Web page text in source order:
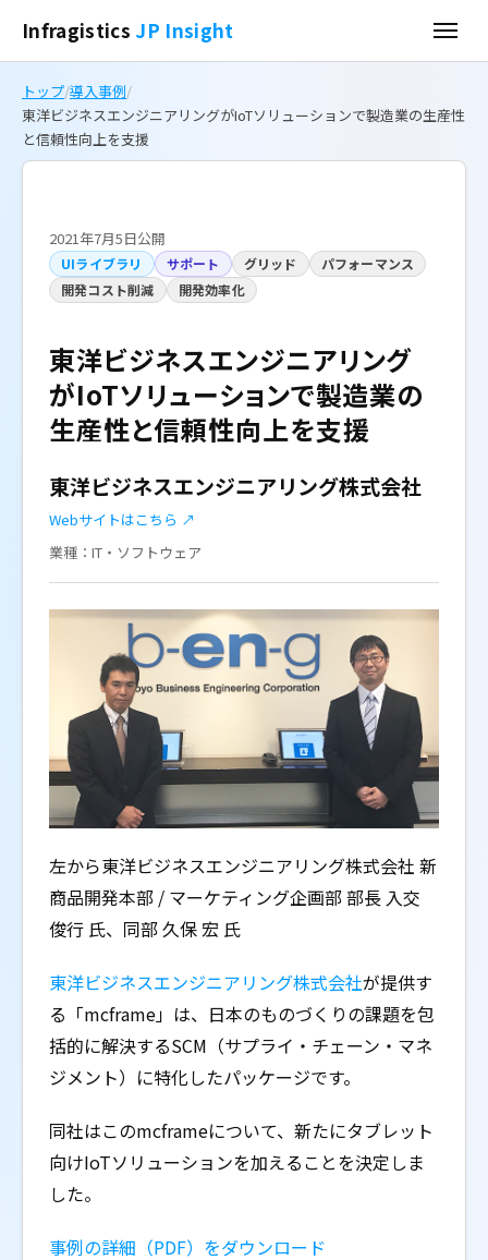
Infragistics JP Insight
トップ/導入事例/
東洋ビジネスエンジニアリングがIoTソリューションで製造業の生産性
と信頼性向上を支援
2021年7月5日公開
UIライブラリ サポート グリッド
パフォーマンス
開発コスト削減
開発効率化
東洋ビジネスエンジニアリング
がIoTソリューションで製造業の
生産性と信頼性向上を支援
東洋ビジネスエンジニアリング株式会社
Webサイトはこちら ↗
業種：IT・ソフトウェア
左から東洋ビジネスエンジニアリング株式会社 新
商品開発本部 / マーケティング企画部 部長 入交
俊行 氏、同部 久保 宏 氏
東洋ビジネスエンジニアリング株式会社が提供す
る「mcframe」は、日本のものづくりの課題を包
括的に解決するSCM（サプライ・チェーン・マネ
ジメント）に特化したパッケージです。
同社はこのmcframeについて、新たにタブレット
向けIoTソリューションを加えることを決定しま
した。
事例の詳細（PDF）をダウンロード